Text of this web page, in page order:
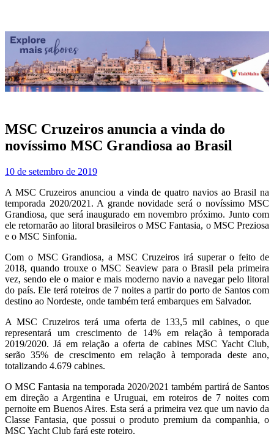
MSC Cruzeiros anuncia a vinda do
novíssimo MSC Grandiosa ao Brasil
10 de setembro de 2019
A MSC Cruzeiros anunciou a vinda de quatro navios ao Brasil na
temporada 2020/2021. A grande novidade será o novíssimo MSC
Grandiosa, que será inaugurado em novembro próximo. Junto com
ele retornarão ao litoral brasileiros o MSC Fantasia, o MSC Preziosa
e o MSC Sinfonia.
Com o MSC Grandiosa, a MSC Cruzeiros irá superar o feito de
2018, quando trouxe o MSC Seaview para o Brasil pela primeira
vez, sendo ele o maior e mais moderno navio a navegar pelo litoral
do país. Ele terá roteiros de 7 noites a partir do porto de Santos com
destino ao Nordeste, onde também terá embarques em Salvador.
A MSC Cruzeiros terá uma oferta de 133,5 mil cabines, o que
representará um crescimento de 14% em relação à temporada
2019/2020. Já em relação a oferta de cabines MSC Yacht Club,
serão 35% de crescimento em relação à temporada deste ano,
totalizando 4.679 cabines.
O MSC Fantasia na temporada 2020/2021 também partirá de Santos
em direção a Argentina e Uruguai, em roteiros de 7 noites com
pernoite em Buenos Aires. Esta será a primeira vez que um navio da
Classe Fantasia, que possui o produto premium da companhia, o
MSC Yacht Club fará este roteiro.